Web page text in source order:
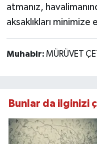
atmanız,
aksaklıkları minimize
Muhabir: MÜRÜVET
Bunlar da ilginizi